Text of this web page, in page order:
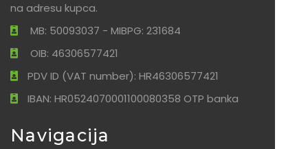
na adresu kupca.
MB: 50093037 - MIBPG: 231684
OIB: 46306577421
PDV ID (VAT number): HR46306577421
IBAN: HR0524070001100080358 OTP banka
Navigacija